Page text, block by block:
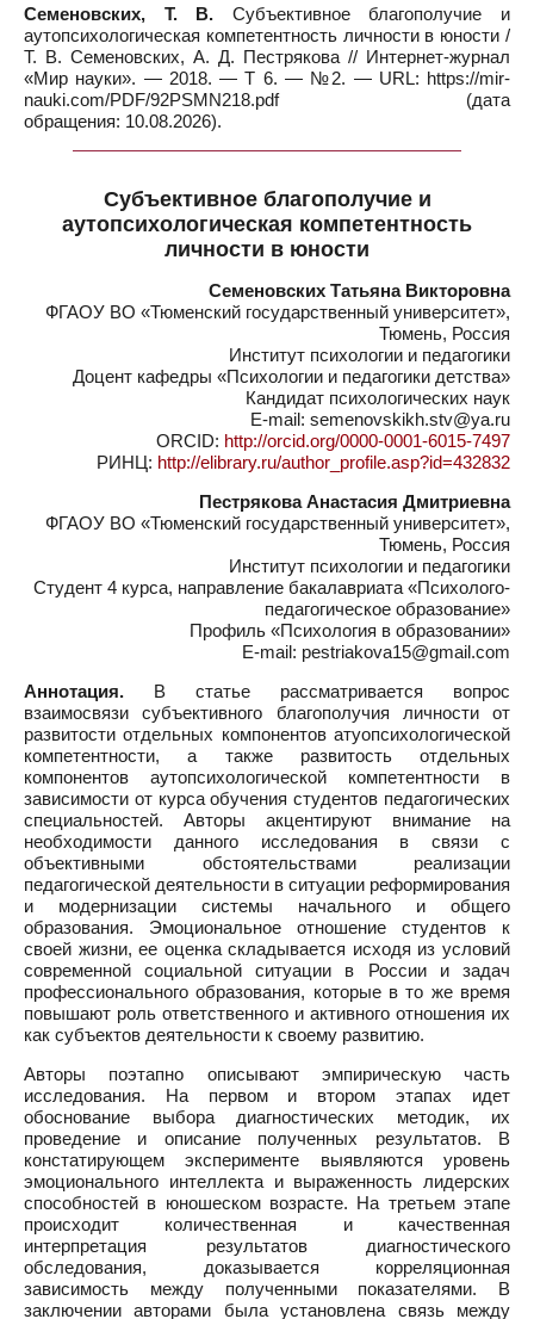
Семеновских, Т. В. Субъективное благополучие и
аутопсихологическая компетентность личности в юности /
Т. В. Семеновских, А. Д. Пестрякова // Интернет-журнал
«Мир науки». — 2018. — Т 6. — №2. — URL: https://mir-
nauki.com/PDF/92PSMN218.pdf (дата
обращения: 10.08.2026).
Субъективное благополучие и
аутопсихологическая компетентность
личности в юности
Семеновских Татьяна Викторовна
ФГАОУ ВО «Тюменский государственный университет»,
Тюмень, Россия
Институт психологии и педагогики
Доцент кафедры «Психологии и педагогики детства»
Кандидат психологических наук
E-mail: semenovskikh.stv@ya.ru
ORCID: http://orcid.org/0000-0001-6015-7497
РИНЦ: http://elibrary.ru/author_profile.asp?id=432832
Пестрякова Анастасия Дмитриевна
ФГАОУ ВО «Тюменский государственный университет»,
Тюмень, Россия
Институт психологии и педагогики
Студент 4 курса, направление бакалавриата «Психолого-
педагогическое образование»
Профиль «Психология в образовании»
E-mail: pestriakova15@gmail.com
Аннотация. В статье рассматривается вопрос
взаимосвязи субъективного благополучия личности от
развитости отдельных компонентов атуопсихологической
компетентности, а также развитость отдельных
компонентов аутопсихологической компетентности в
зависимости от курса обучения студентов педагогических
специальностей. Авторы акцентируют внимание на
необходимости данного исследования в связи с
объективными обстоятельствами реализации
педагогической деятельности в ситуации реформирования
и модернизации системы начального и общего
образования. Эмоциональное отношение студентов к
своей жизни, ее оценка складывается исходя из условий
современной социальной ситуации в России и задач
профессионального образования, которые в то же время
повышают роль ответственного и активного отношения их
как субъектов деятельности к своему развитию.
Авторы поэтапно описывают эмпирическую часть
исследования. На первом и втором этапах идет
обоснование выбора диагностических методик, их
проведение и описание полученных результатов. В
констатирующем эксперименте выявляются уровень
эмоционального интеллекта и выраженность лидерских
способностей в юношеском возрасте. На третьем этапе
происходит количественная и качественная
интерпретация результатов диагностического
обследования, доказывается корреляционная
зависимость между полученными показателями. В
заключении авторами была установлена связь между